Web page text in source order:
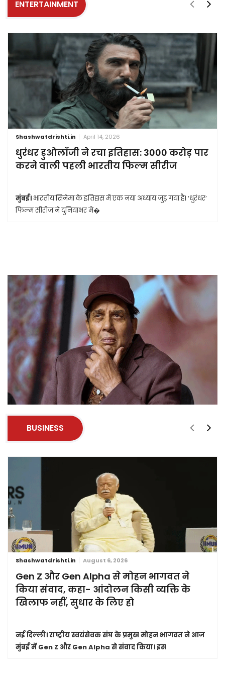
ENTERTAINMENT
Shashwatdrishti.in April 14, 2026
धुरंधर डुओलॉजी ने रचा इतिहास: 3000 करोड़ पार
करने वाली पहली भारतीय फिल्म सीरीज
मुंबई। भारतीय सिनेमा के इतिहास में एक नया अध्याय जुड़ गया है। ‘धुरंधर’
फिल्म सीरीज ने दुनियाभर मे�
BUSINESS
Shashwatdrishti.in August 6, 2026
Gen Z और Gen Alpha से मोहन भागवत ने
किया संवाद, कहा- आंदोलन किसी व्यक्ति के
खिलाफ नहीं, सुधार के लिए हो
नई दिल्ली।राष्ट्रीय स्वयंसेवक संघ के प्रमुख मोहन भागवत ने आज
मुंबई में Gen Z और Gen Alpha से संवाद किया। इस